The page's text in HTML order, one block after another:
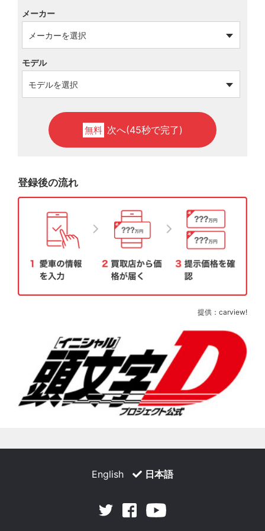
メーカー
モデル
無料 次へ(45秒で完了)
登録後の流れ
提供：carview!
English 日本語
Twitter Facebook